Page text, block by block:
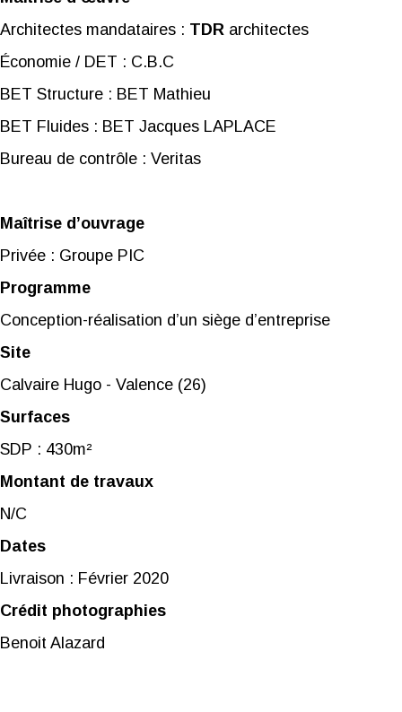
Architectes mandataires : TDR architectes
Économie / DET : C.B.C
BET Structure : BET Mathieu
BET Fluides : BET Jacques LAPLACE
Bureau de contrôle : Veritas
Maîtrise d’ouvrage
Privée : Groupe PIC
Programme
Conception-réalisation d’un siège d’entreprise
Site
Calvaire Hugo - Valence (26)
Surfaces
SDP : 430m²
Montant de travaux
N/C
Dates
Livraison : Février 2020
Crédit photographies
Benoit Alazard